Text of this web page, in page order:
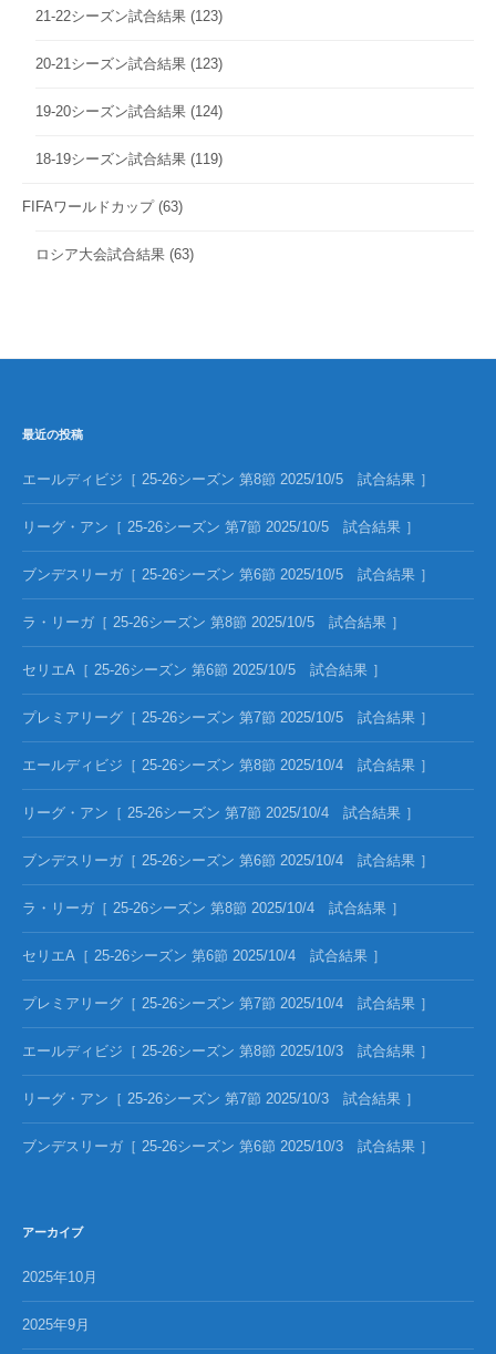
21-22シーズン試合結果 (123)
20-21シーズン試合結果 (123)
19-20シーズン試合結果 (124)
18-19シーズン試合結果 (119)
FIFAワールドカップ(63)
ロシア大会試合結果 (63)
最近の投稿
エールディビジ［ 25-26シーズン 第8節 2025/10/5 試合結果 ］
リーグ・アン［ 25-26シーズン 第7節 2025/10/5 試合結果 ］
ブンデスリーガ［ 25-26シーズン 第6節 2025/10/5 試合結果 ］
ラ・リーガ［ 25-26シーズン 第8節 2025/10/5 試合結果 ］
セリエA［ 25-26シーズン 第6節 2025/10/5 試合結果 ］
プレミアリーグ［ 25-26シーズン 第7節 2025/10/5 試合結果 ］
エールディビジ［ 25-26シーズン 第8節 2025/10/4 試合結果 ］
リーグ・アン［ 25-26シーズン 第7節 2025/10/4 試合結果 ］
ブンデスリーガ［ 25-26シーズン 第6節 2025/10/4 試合結果 ］
ラ・リーガ［ 25-26シーズン 第8節 2025/10/4 試合結果 ］
セリエA［ 25-26シーズン 第6節 2025/10/4 試合結果 ］
プレミアリーグ［ 25-26シーズン 第7節 2025/10/4 試合結果 ］
エールディビジ［ 25-26シーズン 第8節 2025/10/3 試合結果 ］
リーグ・アン［ 25-26シーズン 第7節 2025/10/3 試合結果 ］
ブンデスリーガ［ 25-26シーズン 第6節 2025/10/3 試合結果 ］
アーカイブ
2025年10月
2025年9月